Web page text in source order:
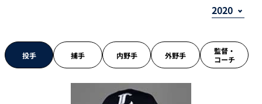
投手 捕手 内野手 外野手
監督・
コーチ